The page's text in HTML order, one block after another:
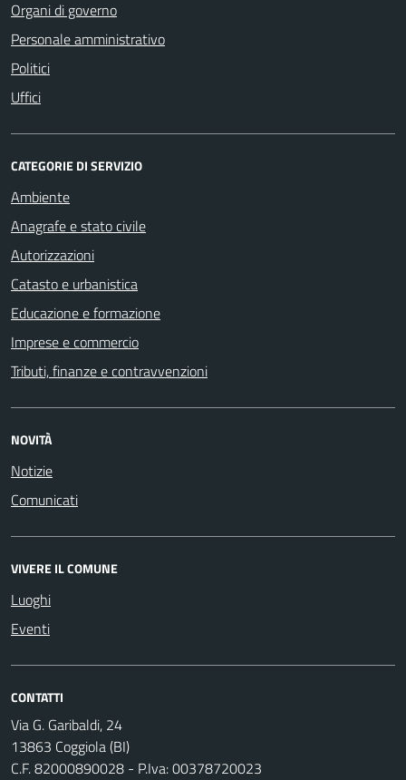
Organi di governo
Personale amministrativo
Politici
Uffici
CATEGORIE DI SERVIZIO
Ambiente
Anagrafe e stato civile
Autorizzazioni
Catasto e urbanistica
Educazione e formazione
Imprese e commercio
Tributi, finanze e contravvenzioni
NOVITÀ
Notizie
Comunicati
VIVERE IL COMUNE
Luoghi
Eventi
CONTATTI
Via G. Garibaldi, 24
13863 Coggiola (BI)
C.F. 82000890028 - P.Iva: 00378720023